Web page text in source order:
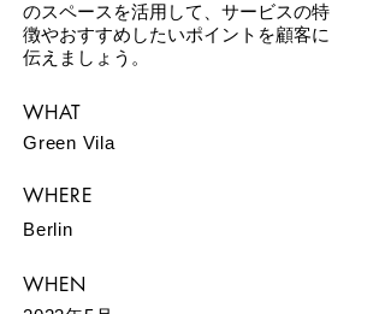
のスペースを活用して、サービスの特
徴やおすすめしたいポイントを顧客に
伝えましょう。
WHAT
Green Vila
WHERE
Berlin
WHEN